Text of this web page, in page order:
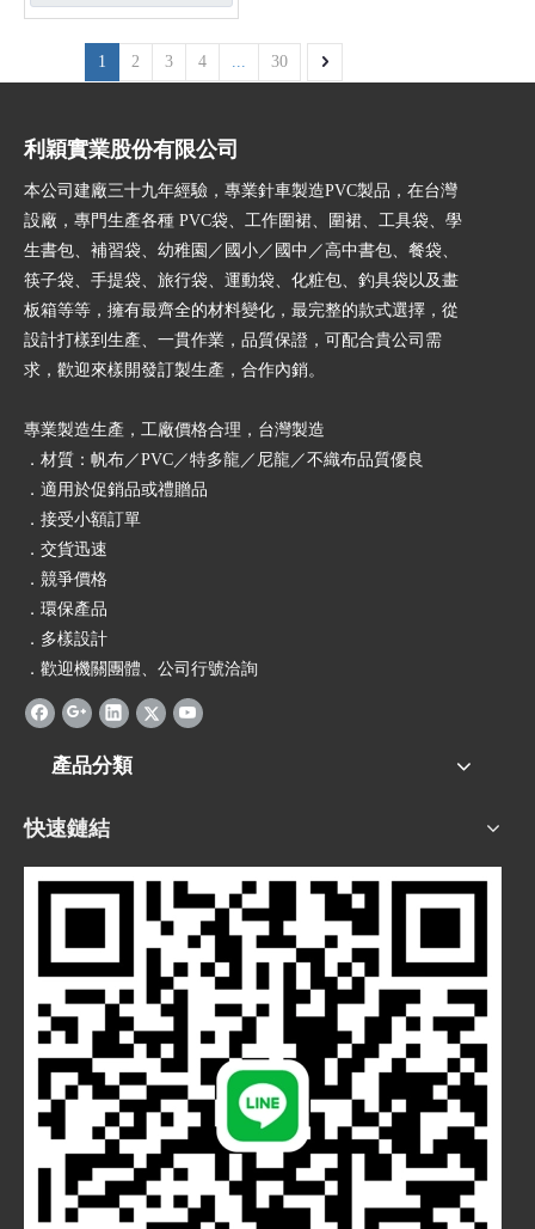
1 2 3 4 30
利穎實業股份有限公司
本公司建廠三十九年經驗，專業針車製造PVC製品，在台灣
設廠，專門生產各種 PVC袋、工作圍裙、圍裙、工具袋、學
生書包、補習袋、幼稚園／國小／國中／高中書包、餐袋、
筷子袋、手提袋、旅行袋、運動袋、化粧包、釣具袋以及畫
板箱等等，擁有最齊全的材料變化，最完整的款式選擇，從
設計打樣到生產、一貫作業，品質保證，可配合貴公司需
求，歡迎來樣開發訂製生產，合作內銷。
專業製造生產，工廠價格合理，台灣製造
．材質：帆布／PVC／特多龍／尼龍／不織布品質優良
．適用於促銷品或禮贈品
．接受小額訂單
．交貨迅速
．競爭價格
．環保產品
．多樣設計
．歡迎機關團體、公司行號洽詢
產品分類
快速鏈結